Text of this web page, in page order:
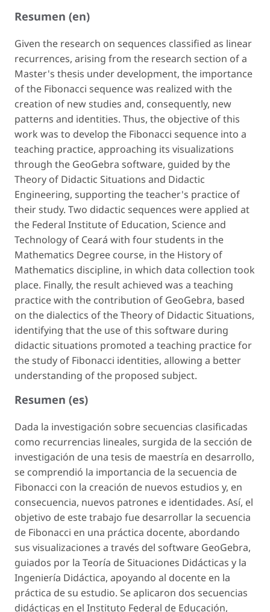
Resumen (en)
Given the research on sequences classified as linear
recurrences, arising from the research section of a
Master's thesis under development, the importance
of the Fibonacci sequence was realized with the
creation of new studies and, consequently, new
patterns and identities. Thus, the objective of this
work was to develop the Fibonacci sequence into a
teaching practice, approaching its visualizations
through the GeoGebra software, guided by the
Theory of Didactic Situations and Didactic
Engineering, supporting the teacher's practice of
their study. Two didactic sequences were applied at
the Federal Institute of Education, Science and
Technology of Ceará with four students in the
Mathematics Degree course, in the History of
Mathematics discipline, in which data collection took
place. Finally, the result achieved was a teaching
practice with the contribution of GeoGebra, based
on the dialectics of the Theory of Didactic Situations,
identifying that the use of this software during
didactic situations promoted a teaching practice for
the study of Fibonacci identities, allowing a better
understanding of the proposed subject.
Resumen (es)
Dada la investigación sobre secuencias clasificadas
como recurrencias lineales, surgida de la sección de
investigación de una tesis de maestría en desarrollo,
se comprendió la importancia de la secuencia de
Fibonacci con la creación de nuevos estudios y, en
consecuencia, nuevos patrones e identidades. Así, el
objetivo de este trabajo fue desarrollar la secuencia
de Fibonacci en una práctica docente, abordando
sus visualizaciones a través del software GeoGebra,
guiados por la Teoría de Situaciones Didácticas y la
Ingeniería Didáctica, apoyando al docente en la
práctica de su estudio. Se aplicaron dos secuencias
didácticas en el Instituto Federal de Educación,